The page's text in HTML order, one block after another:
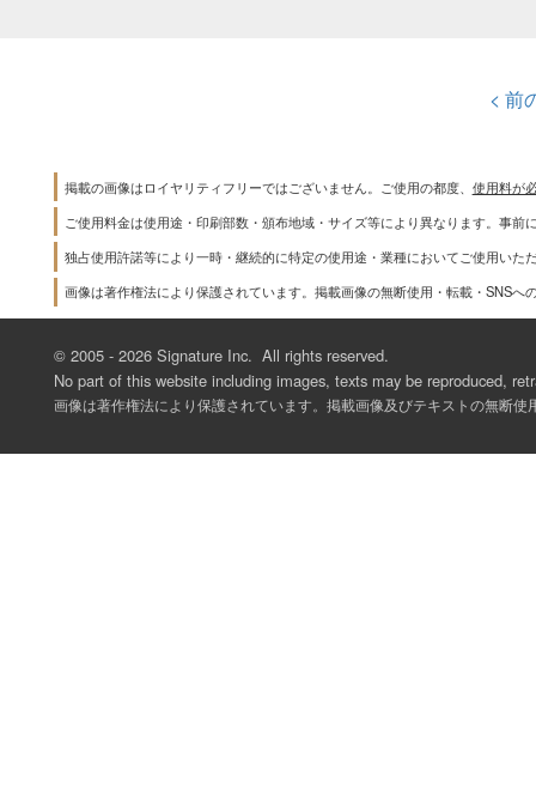
< 前
掲載の画像はロイヤリティフリーではございません。ご使用の都度、 使用料が
ご使用料金は使用途・印刷部数・頒布地域・サイズ等により異なります。事前
独占使用許諾等により一時・継続的に特定の使用途・業種においてご使用いた
画像は著作権法により保護されています。掲載画像の無断使用・転載・SNSへ
© 2005 - 2026 Signature Inc. All rights reserved.
No part of this website including images, texts may be reproduced,
画像は著作権法により保護されています。掲載画像及びテキストの無断